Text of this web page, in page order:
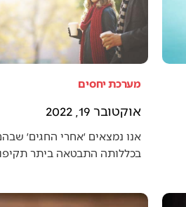
מערכת יחסים
אוקטובר 19, 2022
אנו נמצאים ׳אחרי החגים׳
בכללותה התבטאה ביתר